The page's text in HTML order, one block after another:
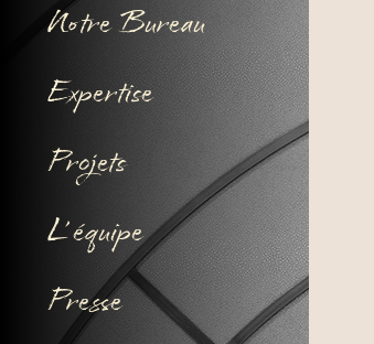
Notre Bureau
Expertise
Projets
L’ équipe
Presse